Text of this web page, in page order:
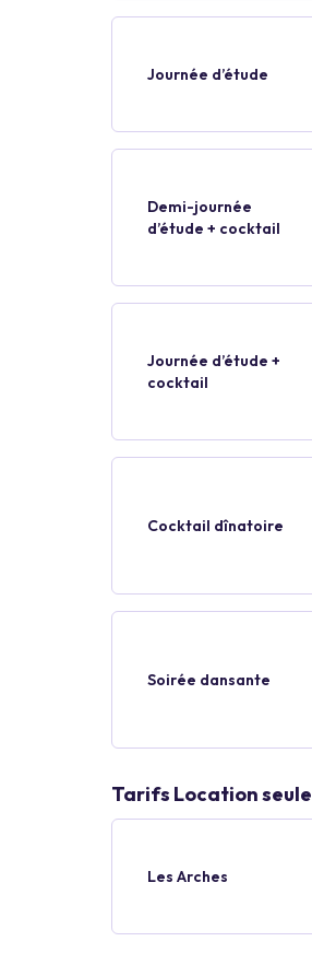
Journée d’étude
Demi-journée
d’étude + cocktail
Journée d’étude +
cocktail
Cocktail dînatoire
Soirée dansante
Tarifs Location seule
Les Arches